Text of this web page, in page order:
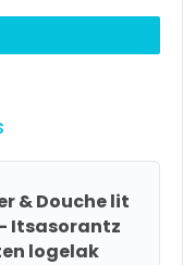
& Douche lit
- Itsasorantz
logelak